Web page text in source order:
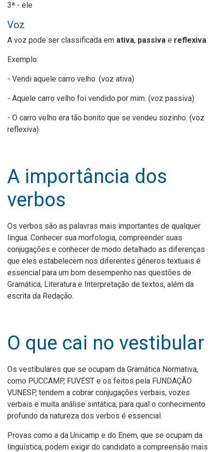
3ª - ele
Voz
A voz pode ser classificada em ativa, passiva e reflexiva.
Exemplo:
- Vendi aquele carro velho. (voz ativa)
- Aquele carro velho foi vendido por mim. (voz passiva)
- O carro velho era tão bonito que se vendeu sozinho. (voz
reflexiva)
A importância dos
verbos
Os verbos são as palavras mais importantes de qualquer
língua. Conhecer sua morfologia, compreender suas
conjugações e conhecer de modo detalhado as diferenças
que eles estabelecem nos diferentes gêneros textuais é
essencial para um bom desempenho nas questões de
Gramática, Literatura e Interpretação de textos, além da
escrita da Redação.
O que cai no vestibular
Os vestibulares que se ocupam da Gramática Normativa,
como PUCCAMP, FUVEST e os feitos pela FUNDAÇÃO
VUNESP, tendem a cobrar conjugações verbais, vozes
verbais e muita análise sintática, para qual o conhecimento
profundo da natureza dos verbos é essencial.
Provas como a da Unicamp e do Enem, que se ocupam da
linguística, podem exigir do candidato a compreensão mais